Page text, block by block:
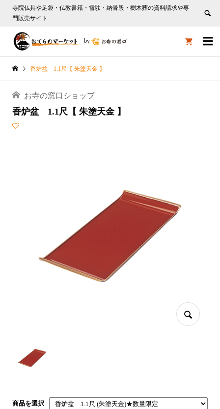
寺院仏具や足袋・仏教書籍・雪駄・納骨段・樹木葬の資料請求や専
門販売サイト

by 
香炉盆 1.1尺【 朱塗天金 】
お寺の窓口ショップ
香炉盆 1.1尺【 朱塗天金 】
商品を選択